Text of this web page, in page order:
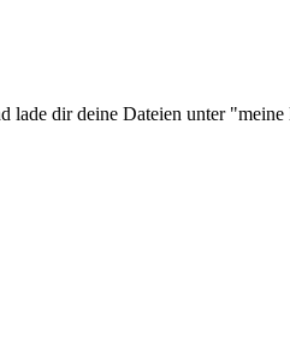
lade dir deine Dateien unter